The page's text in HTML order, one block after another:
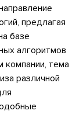
предлагая
базе
алгоритмов
компании, тема
различной